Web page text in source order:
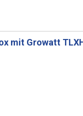
mit Growatt